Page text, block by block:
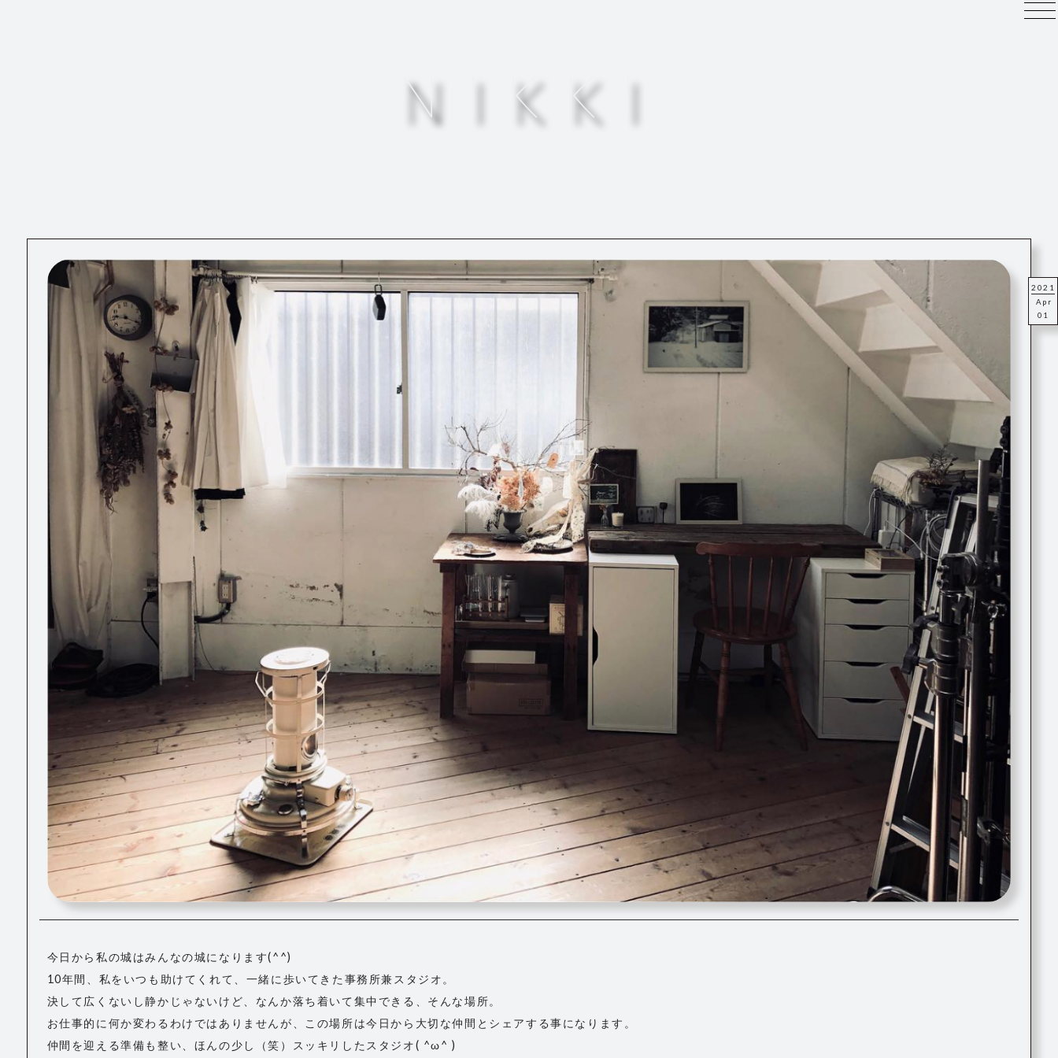
NIKKI
2021
Apr
01
今日から私の城はみんなの城になります(^^)
10年間、私をいつも助けてくれて、一緒に歩いてきた事務所兼スタジオ。
決して広くないし静かじゃないけど、なんか落ち着いて集中できる、そんな場所。
お仕事的に何か変わるわけではありませんが、この場所は今日から大切な仲間とシェアする事になります。
仲間を迎える準備も整い、ほんの少し（笑）スッキリしたスタジオ( ^ω^ )